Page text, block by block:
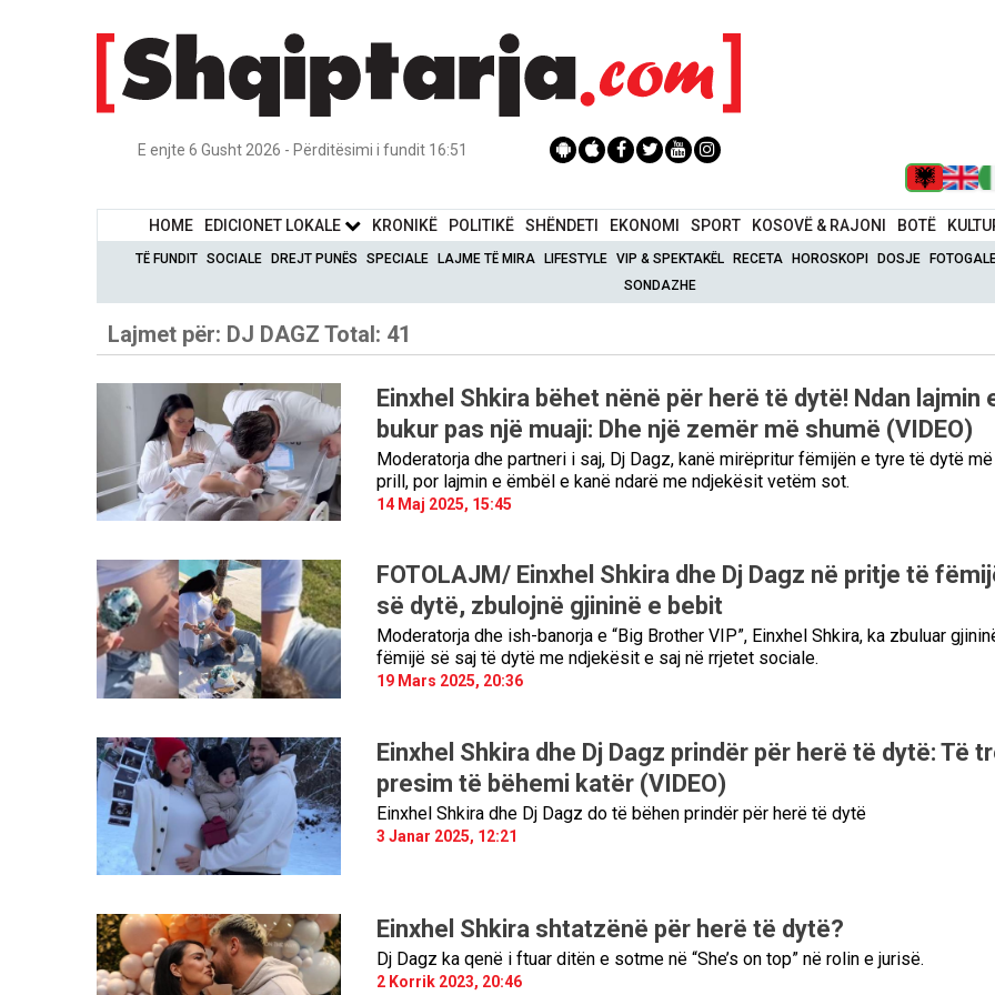
E enjte 6 Gusht 2026 - Përditësimi i fundit 16:51
HOME EDICIONET LOKALE KRONIKË POLITIKË SHËNDETI EKONOMI SPORT KOSOVË & RAJONI BOTË
TË FUNDIT SOCIALE DREJT PUNËS SPECIALE LAJME TË MIRA LIFESTYLE VIP & SPEKTAKËL RECETA HOROSKOPI DOSJE
SONDAZHE
Lajmet për: DJ DAGZ Total: 41
Einxhel Shkira bëhet nënë për herë të dytë! Ndan lajmin
bukur pas një muaji: Dhe një zemër më shumë (VIDEO)
Moderatorja dhe partneri i saj, Dj Dagz, kanë mirëpritur fëmijën e tyre të dytë
prill, por lajmin e ëmbël e kanë ndarë me ndjekësit vetëm sot.
14 Maj 2025, 15:45
FOTOLAJM/ Einxhel Shkira dhe Dj Dagz në pritje të
së dytë, zbulojnë gjininë e bebit
Moderatorja dhe ish-banorja e “Big Brother VIP”, Einxhel Shkira, ka zbuluar
fëmijë së saj të dytë me ndjekësit e saj në rrjetet sociale.
19 Mars 2025, 20:36
Einxhel Shkira dhe Dj Dagz prindër për herë të dytë: Të
presim të bëhemi katër (VIDEO)
Einxhel Shkira dhe Dj Dagz do të bëhen prindër për herë të dytë
3 Janar 2025, 12:21
Einxhel Shkira shtatzënë për herë të dytë?
Dj Dagz ka qenë i ftuar ditën e sotme në “She’s on top” në rolin e jurisë.
2 Korrik 2023, 20:46